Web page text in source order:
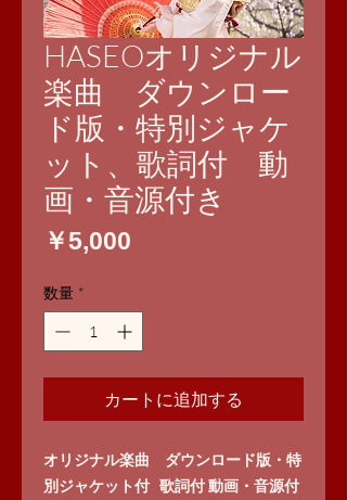
HASEOオリジナル
楽曲 ダウンロー
ド版・特別ジャケ
ット、歌詞付 動
画・音源付き
￥5,000
数量 *
カートに追加する
オリジナル楽曲 ダウンロード版・特
別ジャケット付 歌詞付 動画・音源付